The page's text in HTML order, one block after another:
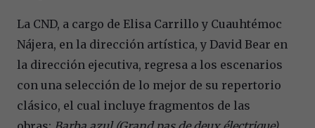
La CND, a cargo de Elisa Carrillo y Cuauhtémoc
Nájera, en la dirección artística, y David Bear en
la dirección ejecutiva, regresa a los escenarios
con una selección de lo mejor de su repertorio
clásico, el cual incluye fragmentos de las